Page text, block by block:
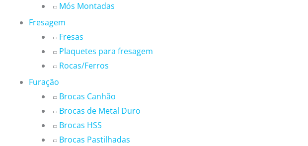
Mós Montadas
Fresagem
Fresas
Plaquetes para fresagem
Rocas/Ferros
Furação
Brocas Canhão
Brocas de Metal Duro
Brocas HSS
Brocas Pastilhadas